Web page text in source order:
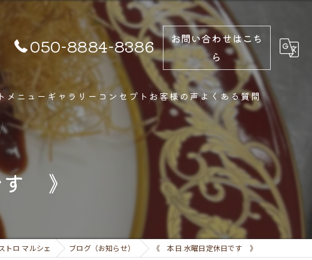
050-8884-8386
お問い合わせはこち
ら
メニュー ギャラリー コンセプト お客様の声よくある質問
》
トロ マルシェ ブログ（お知らせ） 《 本日.水曜日定休日です 》